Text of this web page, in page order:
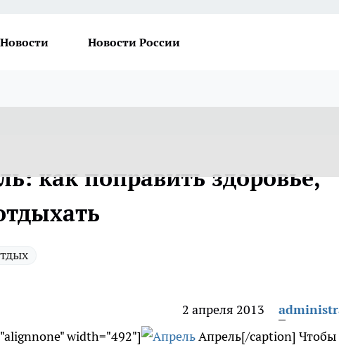
Новости Новости России
как поправить здоровье,
2 апреля 2013
width="492"]
Апрель[/caption] Чтобы